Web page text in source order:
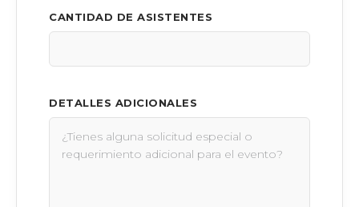
CANTIDAD DE ASISTENTES
DETALLES ADICIONALES